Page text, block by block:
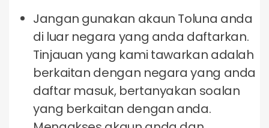
Jangan gunakan akaun Toluna anda
di luar negara yang anda daftarkan.
Tinjauan yang kami tawarkan adalah
berkaitan dengan negara yang anda
daftar masuk, bertanyakan soalan
yang berkaitan dengan anda.